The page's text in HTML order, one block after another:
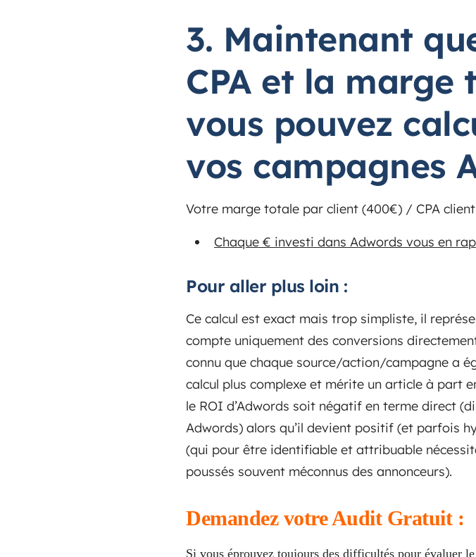
3. Maintenant
CPA et la
vous pouvez
vos campagnes
Votre marge totale par client (400€) / CPA
Chaque € investi dans Adwords vous en
Pour aller plus loin :
Ce calcul est exact mais trop simpliste, il
compte uniquement des conversions
connu que chaque source/action/campagne a
calcul plus complexe et mérite un article à part
le ROI d’Adwords soit négatif en terme direct
Adwords) alors qu’il devient positif (et parfois
(qui pour être identifiable et attribuable
poussés souvent méconnus des annonceurs).
Demandez votre Audit Gratuit :
Si vous éprouvez toujours des difficultés pour évaluer